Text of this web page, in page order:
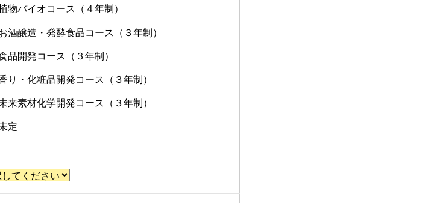
物バイオコース（４年制）
酒醸造・発酵食品コース（３年制）
品開発コース（３年制）
り・化粧品開発コース（３年制）
来素材化学開発コース（３年制）
定